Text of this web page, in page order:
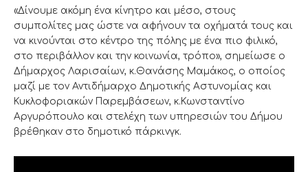
«Δίνουμε ακόμη ένα κίνητρο και μέσο, στους
συμπολίτες μας ώστε να αφήνουν τα οχήματά τους και
να κινούνται στο κέντρο της πόλης με ένα πιο φιλικό,
στο περιβάλλον και την κοινωνία, τρόπο», σημείωσε ο
Δήμαρχος Λαρισαίων, κ.Θανάσης Μαμάκος, ο οποίος
μαζί με τον Αντιδήμαρχο Δημοτικής Αστυνομίας και
Κυκλοφοριακών Παρεμβάσεων, κ.Κωνσταντίνο
Αργυρόπουλο και στελέχη των υπηρεσιών του Δήμου
βρέθηκαν στο δημοτικό πάρκινγκ.